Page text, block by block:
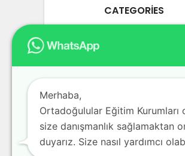
CATEGORIES
Bursluluk Sınavları 2026
İstanbul Bursluluk Sınavları 2026
Merhaba,
Ortadoğulular Eğitim Kurumları
size danışmanlık sağlamaktan
duyarız. Size nasıl yardımcı